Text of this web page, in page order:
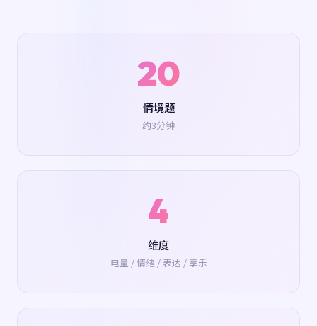
20
情境题
约3分钟
4
维度
电量 / 情绪 / 表达 / 享乐